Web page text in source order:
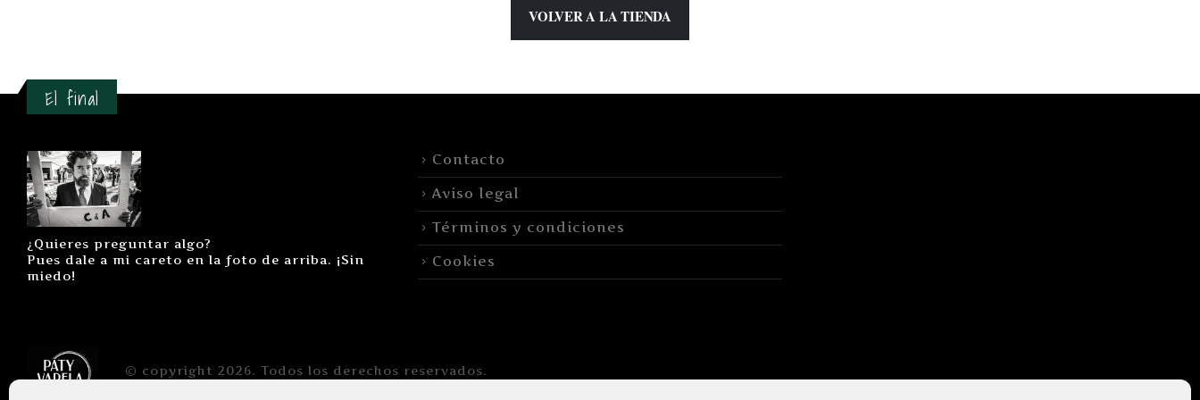
VOLVER A LA TIENDA
El final
¿Quieres preguntar algo?
Pues dale a mi careto en la foto de arriba. ¡Sin
miedo!
Contacto
Aviso legal
Términos y condiciones
Cookies
© copyright 2026. Todos los derechos reservados.